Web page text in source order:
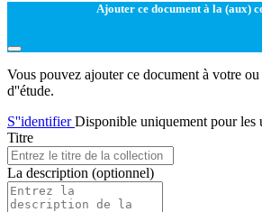
Ajouter ce document à la (aux)
Vous pouvez ajouter ce document à votre
d''étude.
S''identifierDisponible uniquement pour les
Titre
La description (optionnel)